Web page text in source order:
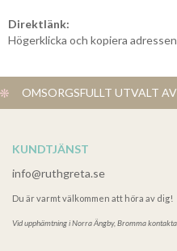
Direktlänk:
Högerklicka och kopiera adressen
OMSORGSFULLT UTVALT
KUNDTJÄNST
info@ruthgreta.se
Du är varmt välkommen att höra av dig!
Vid upphämtning iNorra Ängby, Bromma